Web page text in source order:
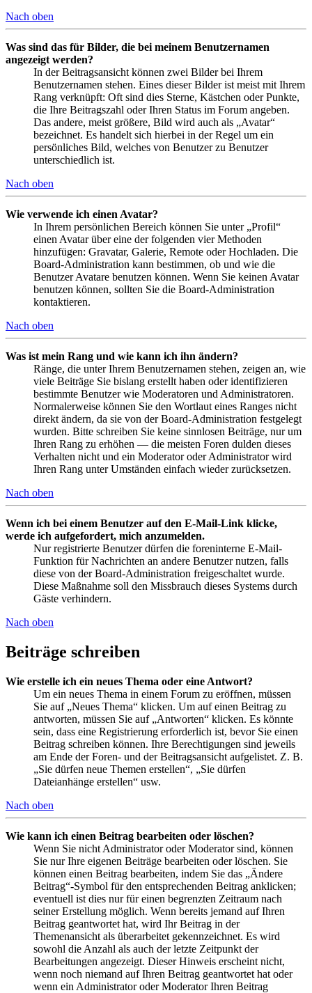
Nach oben
Was sind das für Bilder, die bei meinem Benutzernamen
angezeigt werden?
In der Beitragsansicht können zwei Bilder bei Ihrem
Benutzernamen stehen. Eines dieser Bilder ist meist mit Ihrem
Rang verknüpft: Oft sind dies Sterne, Kästchen oder Punkte,
die Ihre Beitragszahl oder Ihren Status im Forum angeben.
Das andere, meist größere, Bild wird auch als „Avatar“
bezeichnet. Es handelt sich hierbei in der Regel um ein
persönliches Bild, welches von Benutzer zu Benutzer
unterschiedlich ist.
Nach oben
Wie verwende ich einen Avatar?
In Ihrem persönlichen Bereich können Sie unter „Profil“
einen Avatar über eine der folgenden vier Methoden
hinzufügen: Gravatar, Galerie, Remote oder Hochladen. Die
Board-Administration kann bestimmen, ob und wie die
Benutzer Avatare benutzen können. Wenn Sie keinen Avatar
benutzen können, sollten Sie die Board-Administration
kontaktieren.
Nach oben
Was ist mein Rang und wie kann ich ihn ändern?
Ränge, die unter Ihrem Benutzernamen stehen, zeigen an, wie
viele Beiträge Sie bislang erstellt haben oder identifizieren
bestimmte Benutzer wie Moderatoren und Administratoren.
Normalerweise können Sie den Wortlaut eines Ranges nicht
direkt ändern, da sie von der Board-Administration festgelegt
wurden. Bitte schreiben Sie keine sinnlosen Beiträge, nur um
Ihren Rang zu erhöhen — die meisten Foren dulden dieses
Verhalten nicht und ein Moderator oder Administrator wird
Ihren Rang unter Umständen einfach wieder zurücksetzen.
Nach oben
Wenn ich bei einem Benutzer auf den E-Mail-Link klicke,
werde ich aufgefordert, mich anzumelden.
Nur registrierte Benutzer dürfen die foreninterne E-Mail-
Funktion für Nachrichten an andere Benutzer nutzen, falls
diese von der Board-Administration freigeschaltet wurde.
Diese Maßnahme soll den Missbrauch dieses Systems durch
Gäste verhindern.
Nach oben
Beiträge schreiben
Wie erstelle ich ein neues Thema oder eine Antwort?
Um ein neues Thema in einem Forum zu eröffnen, müssen
Sie auf „Neues Thema“ klicken. Um auf einen Beitrag zu
antworten, müssen Sie auf „Antworten“ klicken. Es könnte
sein, dass eine Registrierung erforderlich ist, bevor Sie einen
Beitrag schreiben können. Ihre Berechtigungen sind jeweils
am Ende der Foren- und der Beitragsansicht aufgelistet. Z. B.
„Sie dürfen neue Themen erstellen“, „Sie dürfen
Dateianhänge erstellen“ usw.
Nach oben
Wie kann ich einen Beitrag bearbeiten oder löschen?
Wenn Sie nicht Administrator oder Moderator sind, können
Sie nur Ihre eigenen Beiträge bearbeiten oder löschen. Sie
können einen Beitrag bearbeiten, indem Sie das „Ändere
Beitrag“-Symbol für den entsprechenden Beitrag anklicken;
eventuell ist dies nur für einen begrenzten Zeitraum nach
seiner Erstellung möglich. Wenn bereits jemand auf Ihren
Beitrag geantwortet hat, wird Ihr Beitrag in der
Themenansicht als überarbeitet gekennzeichnet. Es wird
sowohl die Anzahl als auch der letzte Zeitpunkt der
Bearbeitungen angezeigt. Dieser Hinweis erscheint nicht,
wenn noch niemand auf Ihren Beitrag geantwortet hat oder
wenn ein Administrator oder Moderator Ihren Beitrag